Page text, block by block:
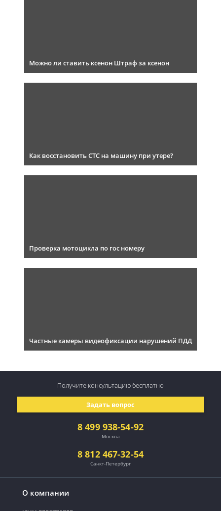
Можно ли ставить ксенон Штраф за ксенон
Как восстановить СТС на машину при утере?
Проверка мотоцикла по гос номеру
Частные камеры видеофиксации нарушений ПДД
О компании
8 499 938-54-92
Москва
8 812 467-32-54
Санкт-Петербург
Задать вопрос
Получите консультациюбесплатно